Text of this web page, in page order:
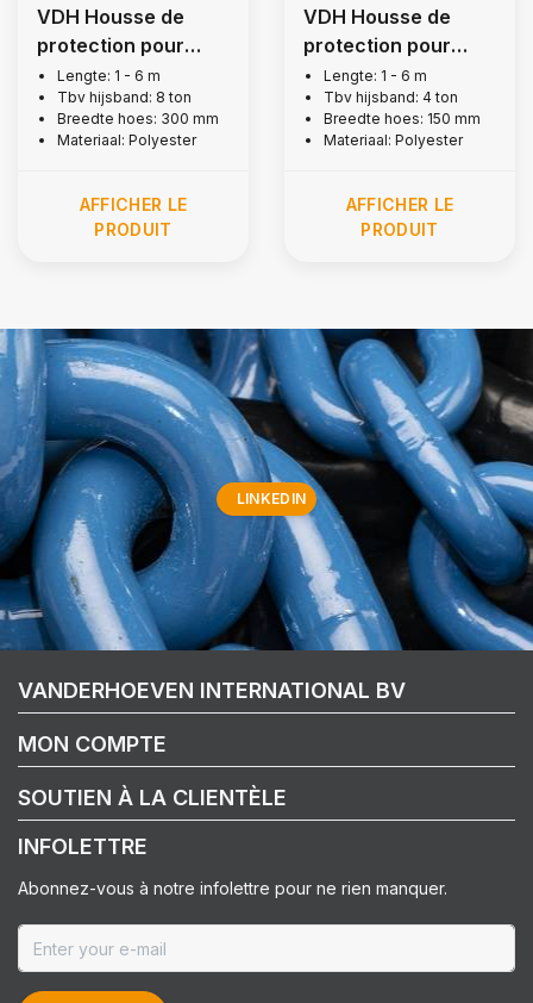
VDH Housse de
protection pour
sangle de levage, 8
tonnes
Lengte: 1 - 6 m
Tbv hijsband: 8 ton
Breedte hoes: 300 mm
Materiaal: Polyester
AFFICHER LE
PRODUIT
VDH Housse de
protection pour
courroie de levage,
4 tonnes
Lengte: 1 - 6 m
Tbv hijsband: 4 ton
Breedte hoes: 150 mm
Materiaal: Polyester
AFFICHER LE
PRODUIT
LINKEDIN
VANDERHOEVEN INTERNATIONAL BV
MON COMPTE
SOUTIEN À LA CLIENTÈLE
INFOLETTRE
Abonnez-vous à notre infolettre pour ne rien manquer.